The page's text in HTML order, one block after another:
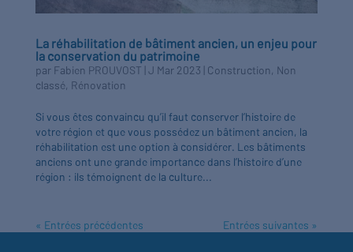
La réhabilitation de bâtiment ancien, un enjeu pour
la conservation du patrimoine
par Fabien PROUVOST |J Mar 2023 | Construction, Non
classé, Rénovation
Si vous êtes convaincu qu’il faut conserver l’histoire de
votre région et que vous possédez un bâtiment ancien, la
réhabilitation est une option à considérer. Les bâtiments
anciens ont une grande importance dans l’histoire d’une
région : ils témoignent de la culture...
« Entrées précédentes Entrées suivantes »